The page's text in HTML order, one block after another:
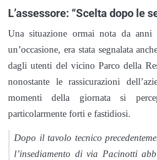
L’assessore: “Scelta dopo le
Una situazione ormai nota da
un’occasione, era stata segnalata
dagli utenti del vicino Parco della
nonostante le rassicurazioni
momenti della giornata si
particolarmente forti e fastidiosi.
Dopo il tavolo tecnico
l’insediamento di via Pacinotti